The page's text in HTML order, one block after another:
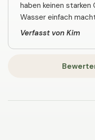
haben keinen starken
Wasser einfach
Verfasst von Kim